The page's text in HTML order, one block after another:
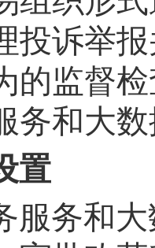
投诉举
的监督
务和大
置
服务和